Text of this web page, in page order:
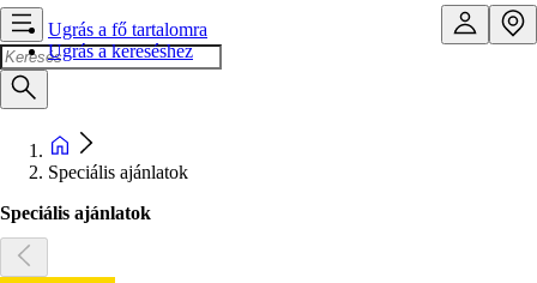
Ugrás a fő tartalomra
Ugrás a kereséshez
Speciális ajánlatok
Speciális ajánlatok